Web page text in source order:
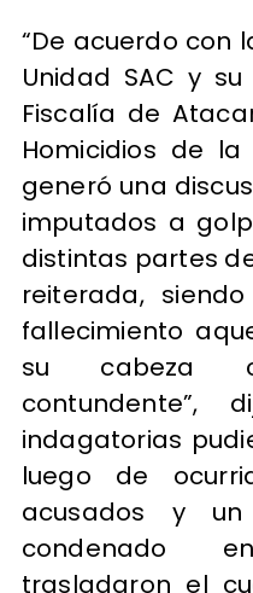
“De acuerdo con
Unidad SAC y
Fiscalía de
Homicidios de
generó una
imputados a
distintas partes
reiterada,
fallecimiento
su cabeza
contundente”,
indagatorias
luego de
acusados y
condenado
trasladaron el